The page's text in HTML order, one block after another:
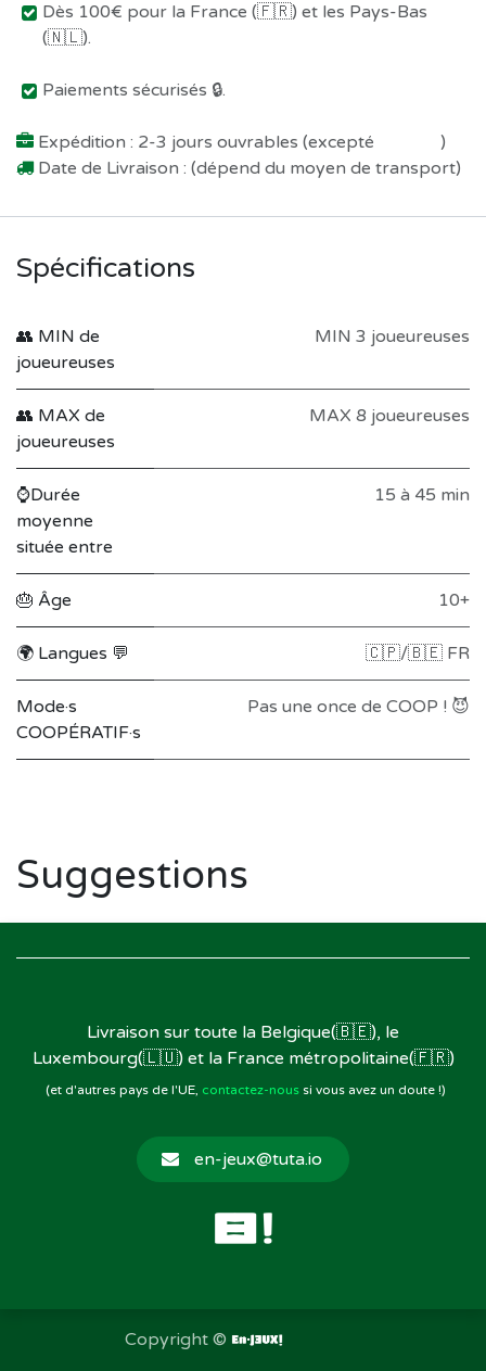
Dès 100€ pour la France (🇫🇷) et les Pays-Bas
(🇳🇱).
Paiements sécurisés 🔒.
Expédition : 2-3 jours ouvrables (excepté
)
Date de Livraison : (dépend du moyen de transport)
Spécifications
👥 MIN de
joueureuses
MIN 3 joueureuses
👥 MAX de
joueureuses
MAX 8 joueureuses
⌚Durée
moyenne
située entre
15 à 45 min
🎂 Âge 10+
🌍 Langues 💬 🇨🇵/🇧🇪 FR
Mode·s
COOPÉRATIF·s
Pas une once de COOP ! 😈
Suggestions
Livraison sur toute la Belgique(🇧🇪), le
Luxembourg(🇱🇺) et la France métropolitaine(🇫🇷)
(et d'autres pays de l'UE, contactez-noussi vous avez un doute !)
en-jeux@tuta.io
Copyright ©